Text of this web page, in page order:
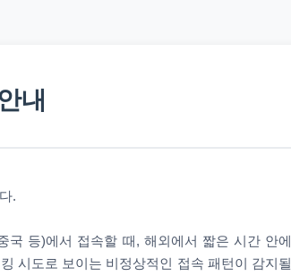
내
.
국 등)에서 접속할 때, 해외에서 짧은 시간 안에
시도로 보이는 비정상적인 접속 패턴이 감지될